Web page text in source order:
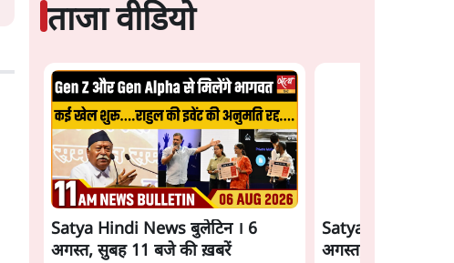
ताजा वीडियो
Satya Hindi News बुलेटिन । 6
अगस्त, सुबह 11 बजे की ख़बरें
Satya Hindi
अगस्त, सुबह 9 बजे